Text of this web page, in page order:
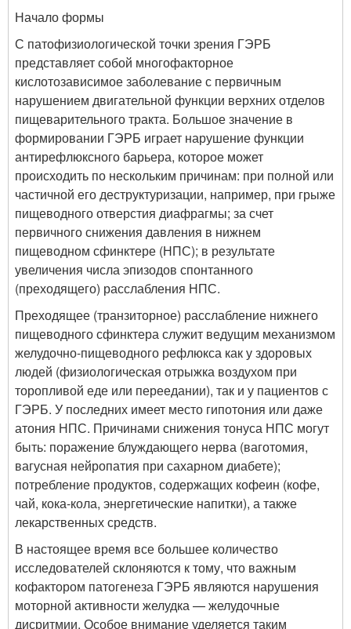
Начало формы
С патофизиологической точки зрения ГЭРБ
представляет собой многофакторное
кислотозависимое заболевание с первичным
нарушением двигательной функции верхних отделов
пищеварительного тракта. Большое значение в
формировании ГЭРБ играет нарушение функции
антирефлюксного барьера, которое может
происходить по нескольким причинам: при полной или
частичной его деструктуризации, например, при грыже
пищеводного отверстия диафрагмы; за счет
первичного снижения давления в нижнем
пищеводном сфинктере (НПС); в результате
увеличения числа эпизодов спонтанного
(преходящего) расслабления НПС.
Преходящее (транзиторное) расслабление нижнего
пищеводного сфинктера служит ведущим механизмом
желудочно-пищеводного рефлюкса как у здоровых
людей (физиологическая отрыжка воздухом при
торопливой еде или переедании), так и у пациентов с
ГЭРБ. У последних имеет место гипотония или даже
атония НПС. Причинами снижения тонуса НПС могут
быть: поражение блуждающего нерва (ваготомия,
вагусная нейропатия при сахарном диабете);
потребление продуктов, содержащих кофеин (кофе,
чай, кока-кола, энергетические напитки), а также
лекарственных средств.
В настоящее время все большее количество
исследователей склоняются к тому, что важным
кофактором патогенеза ГЭРБ являются нарушения
моторной активности желудка — желудочные
дисритмии. Особое внимание уделяется таким